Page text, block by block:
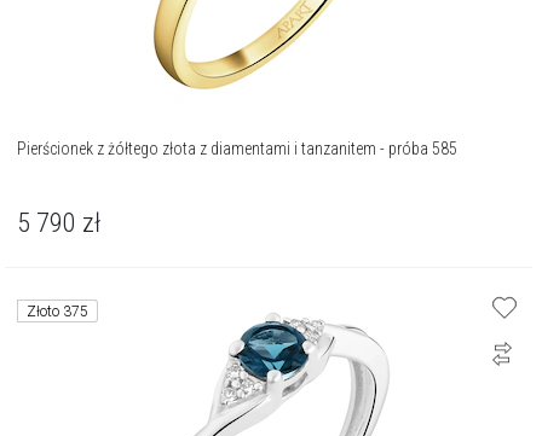
Pierścionek z żółtego złota z diamentami i tanzanitem - próba 585
5 790 zł
Złoto 375